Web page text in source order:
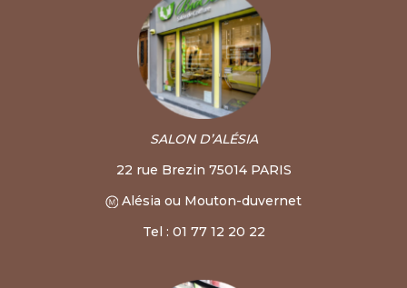
SALON D’ALÉSIA
22 rue Brezin 75014 PARIS
Alésia ou Mouton-duvernet
Tel : 01 77 12 20 22